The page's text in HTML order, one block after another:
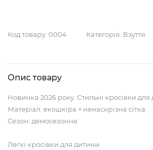
Код товару: 0004 Категорія: Взуття
Опис товару
Новинка 2026 року. Стильні кросівки для
Матеріал: екошкіра + ненаскрізна сітка.
Сезон: демосезонне.
Легкі кросівки для дитини.